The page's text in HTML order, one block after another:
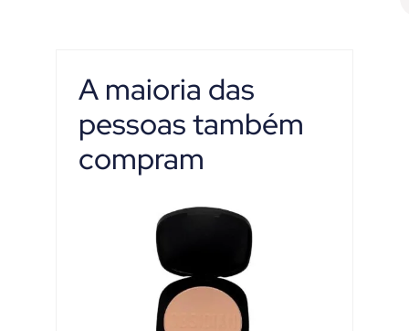
A maioria das
pessoas também
compram